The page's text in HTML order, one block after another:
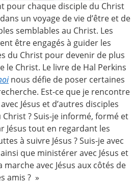
pour chaque disciple du Christ
un voyage de vie d’être et de
semblables au Christ. Les
être engagés à guider les
du Christ pour devenir de plus
le Christ. Le livre de Hal Perkins
nous défie de poser certaines
Est-ce que je rencontre
Jésus et d’autres disciples
? Suis-je informé, formé et
Jésus tout en regardant les
à suivre Jésus ? Suis-je avec
que ministérer avec Jésus et
avec Jésus aux côtés de
amis ? »